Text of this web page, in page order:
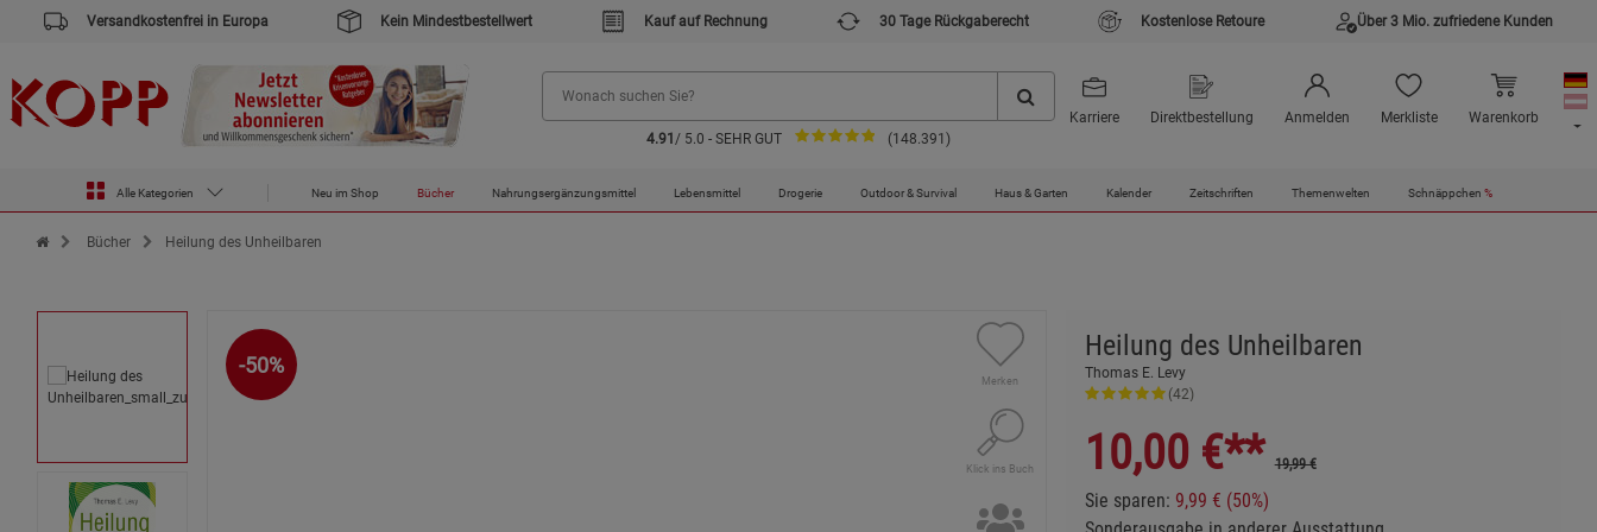
Versandkostenfrei in Europa Kein Mindestbestellwert Kauf auf Rechnung 30 Tage Rückgaberecht Kostenlose Retoure Über 3 Mio. zufriedene Kunden
4.91 / 5.0 - SEHR GUT (148.391)
Karriere Direktbestellung Anmelden Merkliste Warenkorb
Alle Kategorien Neu im Shop Bücher Nahrungsergänzungsmittel Lebensmittel Drogerie Outdoor & Survival Haus & Garten Kalender Zeitschriften Themenwelten Schnäppchen %
Zur Startseite des Kopp Verlag Online-Shop
Bücher Heilung des Unheilbaren
-50%
Merken
Klick ins Buch
Heilung des Unheilbaren
Thomas E. Levy
(42)
10,00 €** 19,99 €
Sie sparen: 9,99 € (50%)